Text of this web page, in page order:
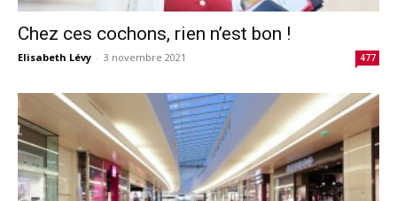
Chez ces cochons, rien n’est bon !
Elisabeth Lévy - 3 novembre 2021 477